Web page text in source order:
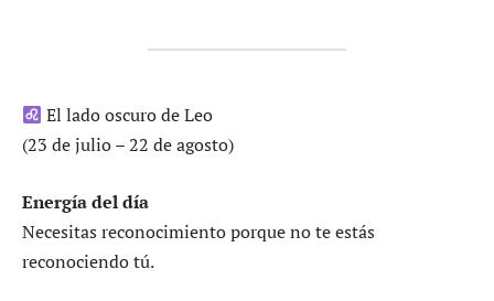
El lado oscuro de Leo
(23 de julio – 22 de agosto)
Energía del día
Necesitas reconocimiento porque no te estás
reconociendo tú.